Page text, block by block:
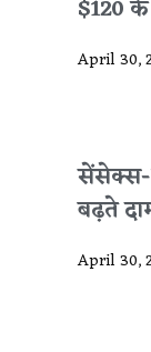
$120 के
April 30,
सेंसेक्स-
बढ़ते
April 30,